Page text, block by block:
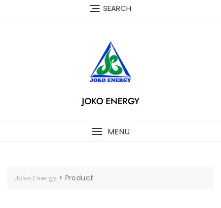
SEARCH
JOKO ENERGY
MENU
Joko Energy > Product